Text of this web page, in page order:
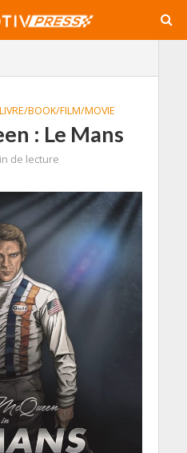
LIVRE/BOOK/FILM/MOVIE
: Le Mans
de lecture